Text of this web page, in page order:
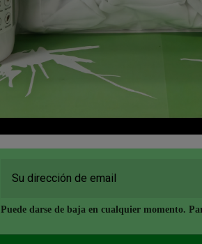
Puede darse de baja en cualquier momento.